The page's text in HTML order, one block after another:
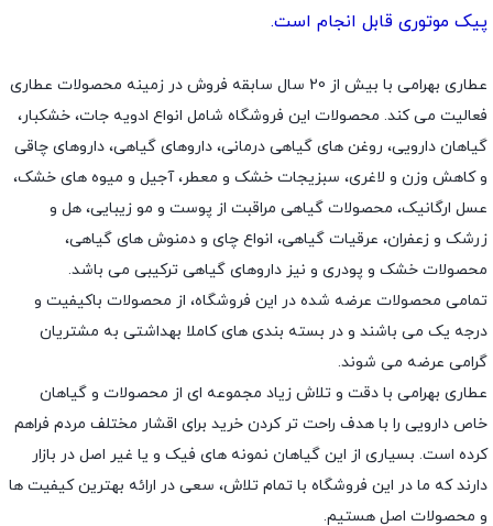
پیک موتوری قابل انجام است.
عطاری بهرامی با بیش از 20 سال سابقه فروش در زمینه محصولات عطاری
فعالیت می کند. محصولات این فروشگاه شامل انواع ادویه جات، خشکبار،
گیاهان دارویی، روغن های گیاهی درمانی، داروهای گیاهی، داروهای چاقی
و کاهش وزن و لاغری، سبزیجات خشک و معطر، آجیل و میوه های خشک،
عسل ارگانیک، محصولات گیاهی مراقبت از پوست و مو زیبایی، هل و
زرشک و زعفران، عرقیات گیاهی، انواع چای و دمنوش های گیاهی،
محصولات خشک و پودری و نیز داروهای گیاهی ترکیبی می باشد.
تمامی محصولات عرضه شده در این فروشگاه، از محصولات باکیفیت و
درجه یک می باشند و در بسته بندی های کاملا بهداشتی به مشتریان
گرامی عرضه می شوند.
عطاری بهرامی با دقت و تلاش زیاد مجموعه ای از محصولات و گیاهان
خاص دارویی را با هدف راحت تر کردن خرید برای اقشار مختلف مردم فراهم
کرده است. بسیاری از این گیاهان نمونه های فیک و یا غیر اصل در بازار
دارند که ما در این فروشگاه با تمام تلاش، سعی در ارائه بهترین کیفیت ها
و محصولات اصل هستیم.